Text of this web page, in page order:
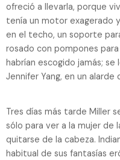
ofreció a llevarla, porque
tenía un motor exagerado
en el techo, un soporte
rosado con pompones
habrían escogido jamás; se
Jennifer Yang, en un alarde
Tres días más tarde Miller
sólo para ver a la mujer de
quitarse de la cabeza.
habitual de sus fantasías